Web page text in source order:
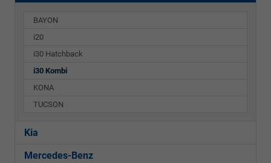
BAYON
i20
i30 Hatchback
i30 Kombi
KONA
TUCSON
Kia
Mercedes-Benz